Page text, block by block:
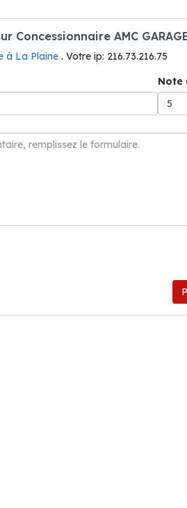
AMC
à La Plaine . Votre ip: 216.73.216.75
Note